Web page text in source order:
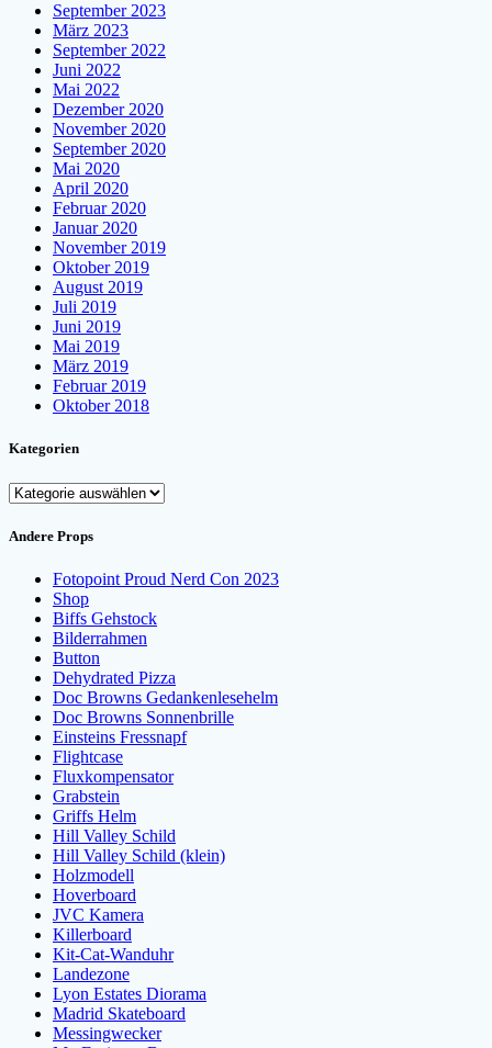
September 2023
März 2023
September 2022
Juni 2022
Mai 2022
Dezember 2020
November 2020
September 2020
Mai 2020
April 2020
Februar 2020
Januar 2020
November 2019
Oktober 2019
August 2019
Juli 2019
Juni 2019
Mai 2019
März 2019
Februar 2019
Oktober 2018
Kategorien
Kategorien
Andere Props
Fotopoint Proud Nerd Con 2023
Shop
Biffs Gehstock
Bilderrahmen
Button
Dehydrated Pizza
Doc Browns Gedankenlesehelm
Doc Browns Sonnenbrille
Einsteins Fressnapf
Flightcase
Fluxkompensator
Grabstein
Griffs Helm
Hill Valley Schild
Hill Valley Schild (klein)
Holzmodell
Hoverboard
JVC Kamera
Killerboard
Kit-Cat-Wanduhr
Landezone
Lyon Estates Diorama
Madrid Skateboard
Messingwecker